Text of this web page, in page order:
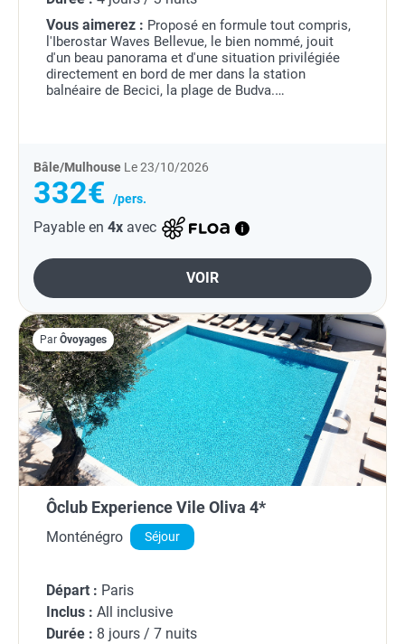
Vous aimerez : Proposé en formule tout compris,
l'Iberostar Waves Bellevue, le bien nommé, jouit
d'un beau panorama et d'une situation privilégiée
directement en bord de mer dans la station
balnéaire de Becici, la plage de Budva.
Bâle/Mulhouse Le 23/10/2026
332€ /pers.
Payable en 4x avec
VOIR
Par Ôvoyages
Ôclub Experience Vile Oliva 4*
Monténégro Séjour
Départ : Paris
Inclus : All inclusive
Durée : 8 jours / 7 nuits